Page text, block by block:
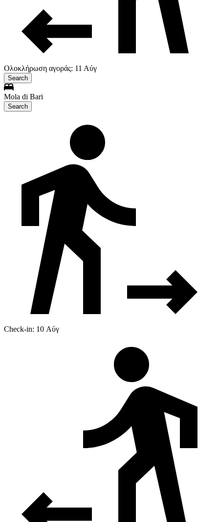
Ολοκλήρωση αγοράς: 11 Αύγ
Search
Mola di Bari
Search
Check-in: 10 Αύγ